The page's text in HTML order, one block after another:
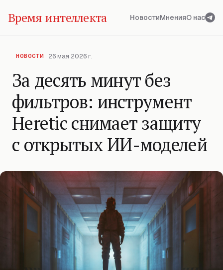
Время интеллекта НовостиМненияО нас
НОВОСТИ 26 мая 2026 г.
За десять минут без
фильтров: инструмент
Heretic снимает защиту
с открытых ИИ-моделей